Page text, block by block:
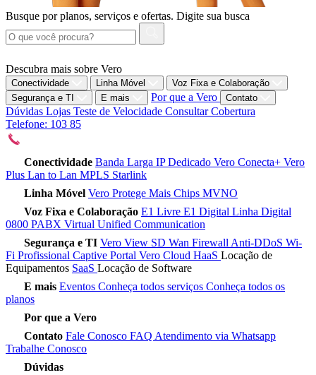
Busque por planos, serviços e ofertas. Digite sua busca
Descubra mais sobre Vero
Conectividade Linha Móvel
Voz Fixa e Colaboração
Segurança e TI
E mais Por que a Vero Contato
Dúvidas Lojas Teste de Velocidade Consultar Cobertura
Telefone: 103 85
Conectividade Banda Larga IP Dedicado Vero Conecta+ Vero
Plus Lan to Lan MPLS Starlink
Linha Móvel Vero Protege Mais Chips MVNO
Voz Fixa e Colaboração E1 Livre E1 Digital Linha Digital
0800 PABX Virtual Unified Communication
Segurança e TI Vero View SD Wan Firewall Anti-DDoS Wi-
Fi Profissional Captive Portal Vero Cloud HaaS Locação de
Equipamentos SaaS Locação de Software
E mais Eventos Conheça todos serviços Conheça todos os
planos
Por que a Vero
Contato Fale Conosco FAQ Atendimento via Whatsapp
Trabalhe Conosco
Dúvidas